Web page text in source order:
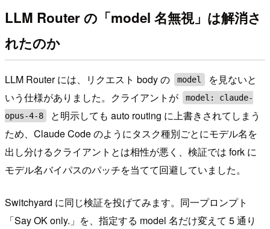
LLM Router の「model 名無視」は解消さ
れたのか
LLM Router には、リクエスト body の model
を見ないと
いう仕様がありました。クライアントが
model: claude-
opus-4-8
と明示しても auto routing に上書きされてしまう
ため、Claude Code のようにタスク種別ごとにモデル名を
出し分けるクライアントとは相性が悪く、検証では fork に
モデル名バイパスのパッチを当てて回避していました。
Switchyard に同じ検証を投げてみます。同一プロンプト
「Say OK only.」を、指定する model 名だけ変えて 5 通り